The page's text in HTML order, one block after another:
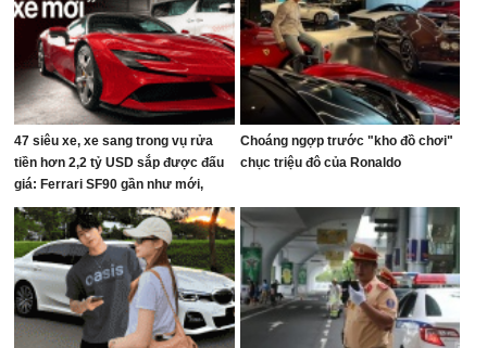
47 siêu xe, xe sang trong vụ rửa
tiền hơn 2,2 tỷ USD sắp được đấu
giá: Ferrari SF90 gần như mới,
Rolls-Royce xếp hàng dài
Choáng ngợp trước "kho đồ chơi"
chục triệu đô của Ronaldo